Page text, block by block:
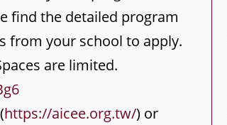
find the detailed program
from your school to apply.
are limited.
https://aicee.org.tw/) or